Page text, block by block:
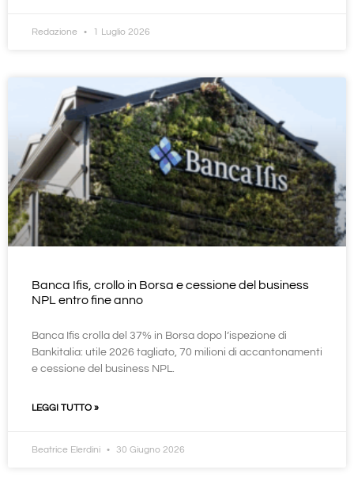
Redazione 1 Luglio 2026
Banca Ifis, crollo in Borsa e cessione del business
NPL entro fine anno
Banca Ifis crolla del 37% in Borsa dopo l’ispezione di
Bankitalia: utile 2026 tagliato, 70 milioni di accantonamenti
e cessione del business NPL.
LEGGI TUTTO »
Beatrice Elerdini 30 Giugno 2026